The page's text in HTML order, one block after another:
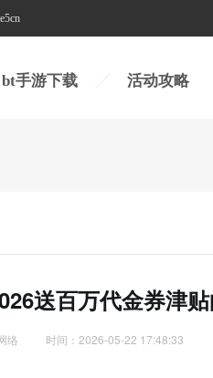
bt手游下载 活动攻略
送百万代金券津
络 时间：2026-05-22 17:48:33